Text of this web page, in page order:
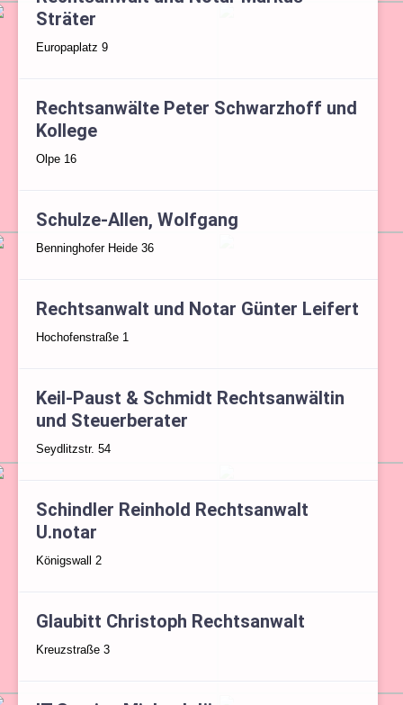
Sträter
Europaplatz 9
Rechtsanwälte Peter Schwarzhoff und
Kollege
Olpe 16
Schulze-Allen, Wolfgang
Benninghofer Heide 36
Rechtsanwalt und Notar Günter Leifert
Hochofenstraße 1
Keil-Paust & Schmidt Rechtsanwältin
und Steuerberater
Seydlitzstr. 54
Schindler Reinhold Rechtsanwalt
U.notar
Königswall 2
Glaubitt Christoph Rechtsanwalt
Kreuzstraße 3